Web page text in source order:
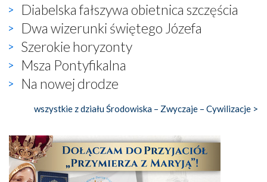
Diabelska fałszywa obietnica szczęścia
Dwa wizerunki świętego Józefa
Szerokie horyzonty
Msza Pontyfikalna
Na nowej drodze
wszystkie z działu Środowiska – Zwyczaje – Cywilizacje >